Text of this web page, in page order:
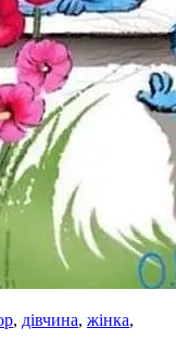
, дівчина, жінка,